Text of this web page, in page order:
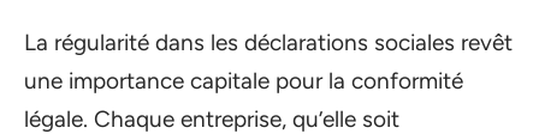
La régularité dans les déclarations sociales revêt
une importance capitale pour la conformité
légale. Chaque entreprise, qu’elle soit